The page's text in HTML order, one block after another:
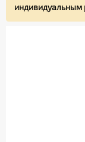
индивидуальным